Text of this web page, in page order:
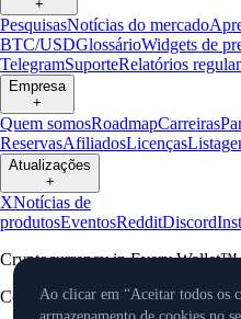
+
PesquisasNotícias do mercado
BTC/USDGlossárioWidgets de
TelegramSuporteRelatórios
Empresa
+
Quem somosRoadmapCarreiras
ReservasAfiliadosLicenças
Atualizações
+
XNotícias de
produtosEventosRedditDiscord
Cryptocurrency in Every Wallet™
Copyright © 2018 - 2026
Ao clicar em “Aceitar todos os